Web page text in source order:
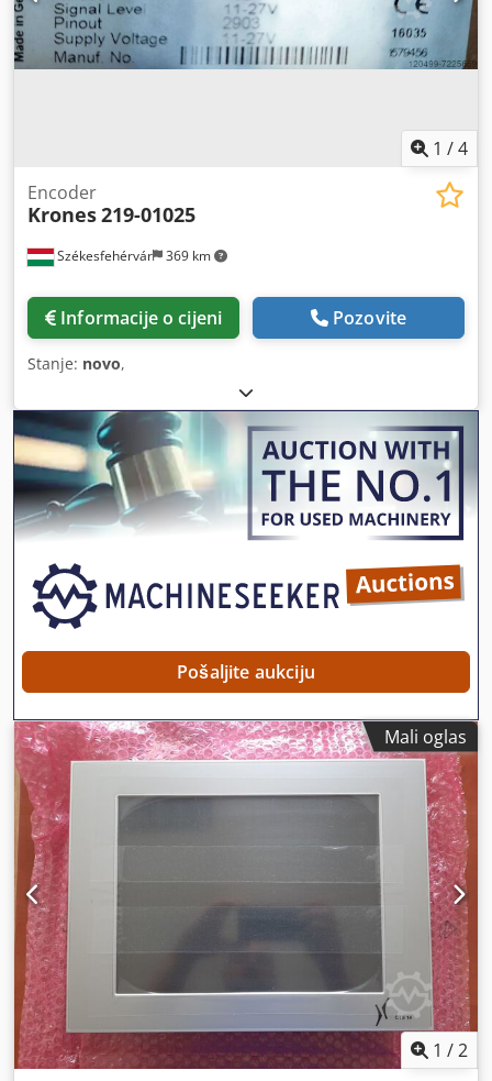
1 /4
Székesfehérvár 369 km
Encoder
Krones219-01025
Informacije o cijeni Pozovite
Stanje: novo,
Pošaljite aukciju
Mali oglas
1 /2